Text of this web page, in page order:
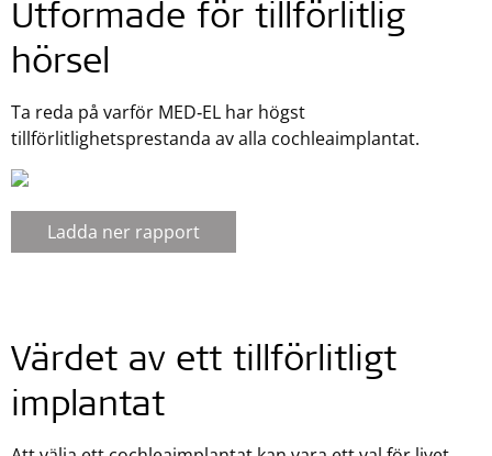
Utformade för tillförlitlig
hörsel
Ta reda på varför MED‑EL har högst
tillförlitlighetsprestanda av alla cochleaimplantat.
Ladda ner rapport
Värdet av ett tillförlitligt
implantat